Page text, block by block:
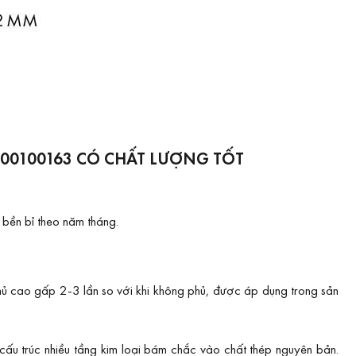
CÓ CHẤT LƯỢNG TỐT
bỉ theo năm tháng.
cao gấp 2-3 lần so với khi không phủ, được áp dụng trong sản
trúc nhiều tầng kim loại bám chắc vào chất thép nguyên bản.